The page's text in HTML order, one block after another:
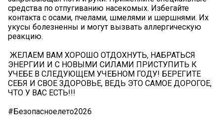
средства по отпугиванию насекомых. Избегайте
контакта с осами, пчелами, шмелями и шершнями. Их
укусы болезненны и могут вызвать аллергическую
реакцию.
️ ЖЕЛАЕМ ВАМ ХОРОШО ОТДОХНУТЬ, НАБРАТЬСЯ
ЭНЕРГИИ И С НОВЫМИ СИЛАМИ ПРИСТУПИТЬ К
УЧЕБЕ В СЛЕДУЮЩЕМ УЧЕБНОМ ГОДУ! БЕРЕГИТЕ
СЕБЯ И СВОЕ ЗДОРОВЬЕ, ВЕДЬ ЭТО САМОЕ ДОРОГОЕ,
ЧТО У ВАС ЕСТЬ!!!
#Безопасноелето2026